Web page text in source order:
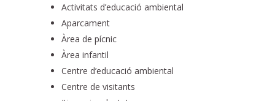
Activitats d’educació ambiental
Aparcament
Àrea de pícnic
Àrea infantil
Centre d’educació ambiental
Centre de visitants